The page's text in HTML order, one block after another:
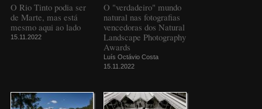
O Rio Tinto podia ser
de Marte, mas está
mesmo aqui ao lado
15.11.2022
O "verdadeiro" mundo
natural nas fotografias
vencedoras dos Natural
Landscape Photography
Awards
Luís Octávio Costa
15.11.2022